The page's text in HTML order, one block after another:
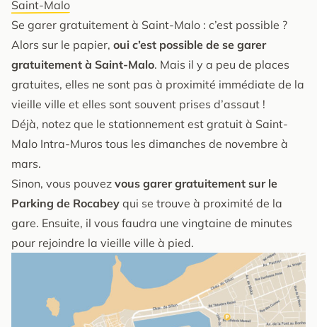
Saint-Malo
Se garer gratuitement à Saint-Malo : c’est possible ?
Alors sur le papier, oui c’est possible de se garer
gratuitement à Saint-Malo. Mais il y a peu de places
gratuites, elles ne sont pas à proximité immédiate de la
vieille ville et elles sont souvent prises d’assaut !
Déjà, notez que le stationnement est gratuit à Saint-
Malo Intra-Muros tous les dimanches de novembre à
mars.
Sinon, vous pouvez vous garer gratuitement sur le
Parking de Rocabey qui se trouve à proximité de la
gare. Ensuite, il vous faudra une vingtaine de minutes
pour rejoindre la vieille ville à pied.